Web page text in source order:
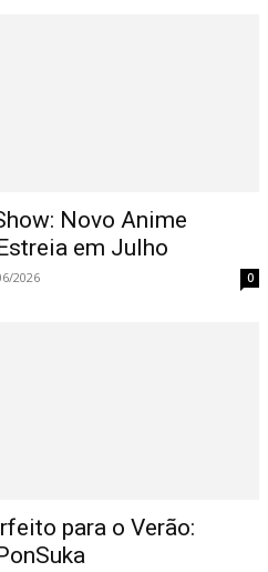
Novo Anime
em Julho
2026 0
para o Verão: